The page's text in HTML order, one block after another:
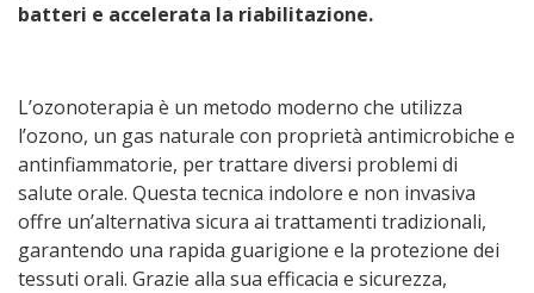
batteri e accelerata la riabilitazione.
L’ozonoterapia è un metodo moderno che utilizza
l’ozono, un gas naturale con proprietà antimicrobiche e
antinfiammatorie, per trattare diversi problemi di
salute orale. Questa tecnica indolore e non invasiva
offre un’alternativa sicura ai trattamenti tradizionali,
garantendo una rapida guarigione e la protezione dei
tessuti orali. Grazie alla sua efficacia e sicurezza,